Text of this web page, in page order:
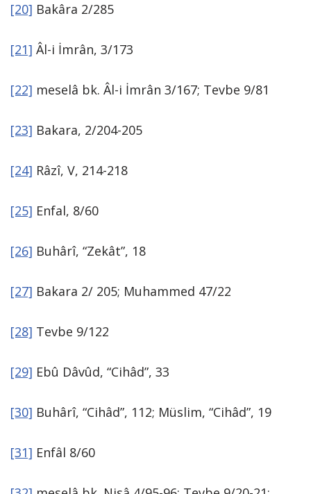
[20] Bakâra 2/285
[21] Âl-i İmrân, 3/173
[22] meselâ bk. Âl-i İmrân 3/167; Tevbe 9/81
[23] Bakara, 2/204-205
[24] Râzî, V, 214-218
[25] Enfal, 8/60
[26] Buhârî, “Zekât”, 18
[27] Bakara 2/ 205; Muhammed 47/22
[28] Tevbe 9/122
[29] Ebû Dâvûd, “Cihâd”, 33
[30] Buhârî, “Cihâd”, 112; Müslim, “Cihâd”, 19
[31] Enfâl 8/60